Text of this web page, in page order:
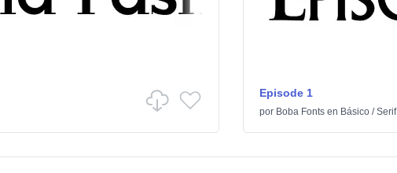
Episode 1
por Boba Fontsen Básico/Serif